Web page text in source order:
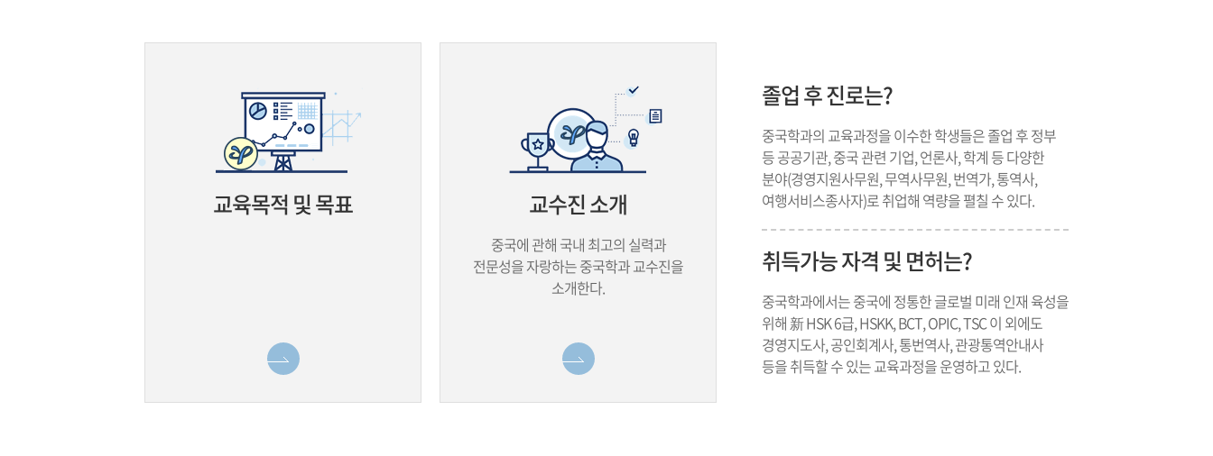
교육목적 및 목표 교수진 소개
중국에 관해 국내 최고의 실력과
전문성을 자랑하는 중국학과 교수진을
소개한다.
보기
졸업 후 진로는?
중국학과의 교육과정을 이수한 학생들은 졸업 후 정부
등 공공기관, 중국 관련 기업, 언론사, 학계 등 다양한
분야(경영지원사무원, 무역사무원, 번역가, 통역사,
여행서비스종사자)로 취업해 역량을 펼칠 수 있다.
취득가능 자격 및 면허는?
중국학과에서는 중국에 정통한 글로벌 미래 인재 육성을
위해 新 HSK 6급, HSKK, BCT, OPIC, TSC 이 외에도
경영지도사, 공인회계사, 통번역사, 관광통역안내사
등을 취득할 수 있는 교육과정을 운영하고 있다.